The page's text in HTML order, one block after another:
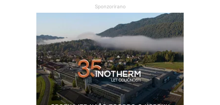
Sponzorirano